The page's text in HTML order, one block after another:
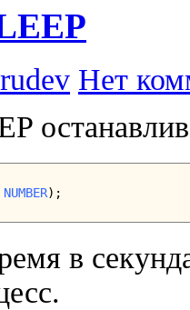
rudev Нет
);
в